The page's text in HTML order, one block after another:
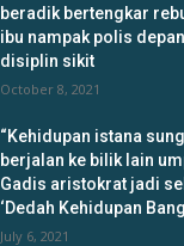
beradik bertengkar
ibu nampak polis
disiplin sikit
October 8, 2021
“Kehidupan istana
berjalan ke bilik lain
Gadis aristokrat jadi
‘Dedah Kehidupan
July 6, 2021